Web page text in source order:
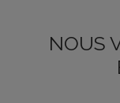
NOUS